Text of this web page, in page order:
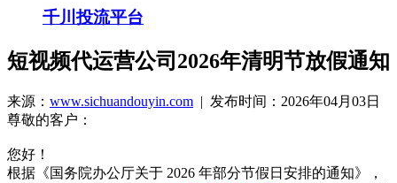
千川投流平台
短视频代运营公司2026年清明节放假通知
来源： www.sichuandouyin.com | 发布时间：2026年04月03日
尊敬的客户：
您好！
根据《国务院办公厅关于 2026 年部分节假日安排的通知》，